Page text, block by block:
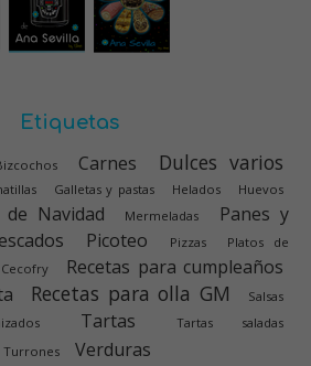
Etiquetas
Carnes Dulces varios
Galletas y pastas Helados Huevos
de Navidad Mermeladas
Panes y
Picoteo Pizzas
Platos de
Recetas para cumpleaños
Recetas para olla GM
Salsas
Tartas Tartas saladas
Turrones Verduras